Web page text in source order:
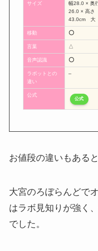
サイズ
幅28.0 × 奥
26.0 × 高さ
43.0cm 大
移動 ⭕️
言葉 △
音声認識 ⭕️
ラボットとの
違い
–
公式
公式
お値段の違いもある
大宮のろぼらんどで
はラボ見知りが強く
でした。